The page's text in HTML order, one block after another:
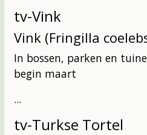
tv-Vink
Vink (Fringilla
In bossen, parken en
begin maart
...
tv-Turkse Tortel